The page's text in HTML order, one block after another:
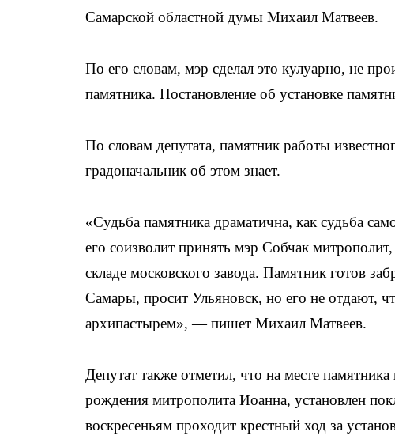
Самарской областной думы Михаил Матвеев.
По его словам, мэр сделал это кулуарно, не
памятника. Постановление об установке
По словам депутата, памятник работы
градоначальник об этом знает.
«Судьба памятника драматична, как судьба
его соизволит принять мэр Собчак
складе московского завода. Памятник готов
Самары, просит Ульяновск, но его не отдают,
архипастырем», — пишет Михаил Матвеев.
Депутат также отметил, что на месте
рождения митрополита Иоанна, установлен
воскресеньям проходит крестный ход за